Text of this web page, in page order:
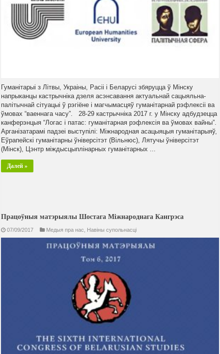
Гуманітарыі з Літвы, Украіны, Расіі і Беларусі збяруцца ў Мінску
напрыканцы кастрычніка дзеля асэнсавання актуальнай сацыяльна-
палітычнай сітуацыі ў рэгіёне і магчымасцяў гуманітарнай рэфлексіі ва
ўмовах “ваеннага часу”. 28-29 кастрычніка 2017 г. у Мінску адбудзецца
канферэнцыя “Логас і патас: гуманітарная рэфлексія ва ўмовах вайны”.
Арганізатарамі падзеі выступілі: Міжнародная асацыяцыя гуманітарыяў,
Еўрапейскі гуманітарны ўніверсітэт (Вільнюс), Лятучы ўніверсітэт
(Мінск), Цэнтр міждысцыплінарных гуманітарных ...
Далей »
Працоўныя матэрыялы Шостага Міжнароднага Кангрэса
07/09/2017 Медыя пра нас Навiны супольнасцi